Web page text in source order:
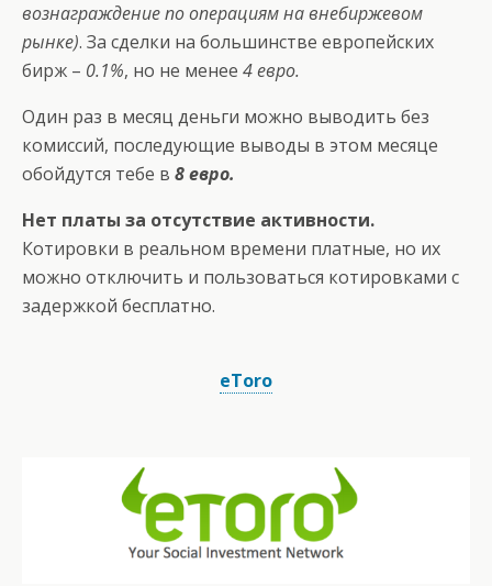
вознаграждение по операциям на внебиржевом
рынке). За сделки на большинстве европейских
бирж – 0.1%, но не менее 4 евро.
Один раз в месяц деньги можно выводить без
комиссий, последующие выводы в этом месяце
обойдутся тебе в 8 евро.
Нет платы за отсутствие активности.
Котировки в реальном времени платные, но их
можно отключить и пользоваться котировками с
задержкой бесплатно.
eToro